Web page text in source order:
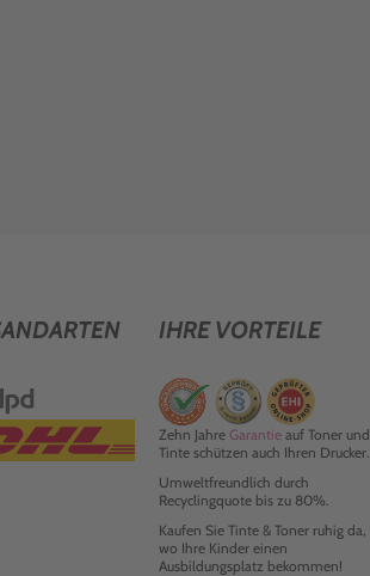
IHRE VORTEILE
Zehn Jahre Garantieauf Toner und
Tinte schützen auch Ihren Drucker.
Umweltfreundlich durch
Recyclingquote bis zu 80%.
Kaufen Sie Tinte & Toner ruhig da,
wo Ihre Kinder einen
Ausbildungsplatz bekommen!